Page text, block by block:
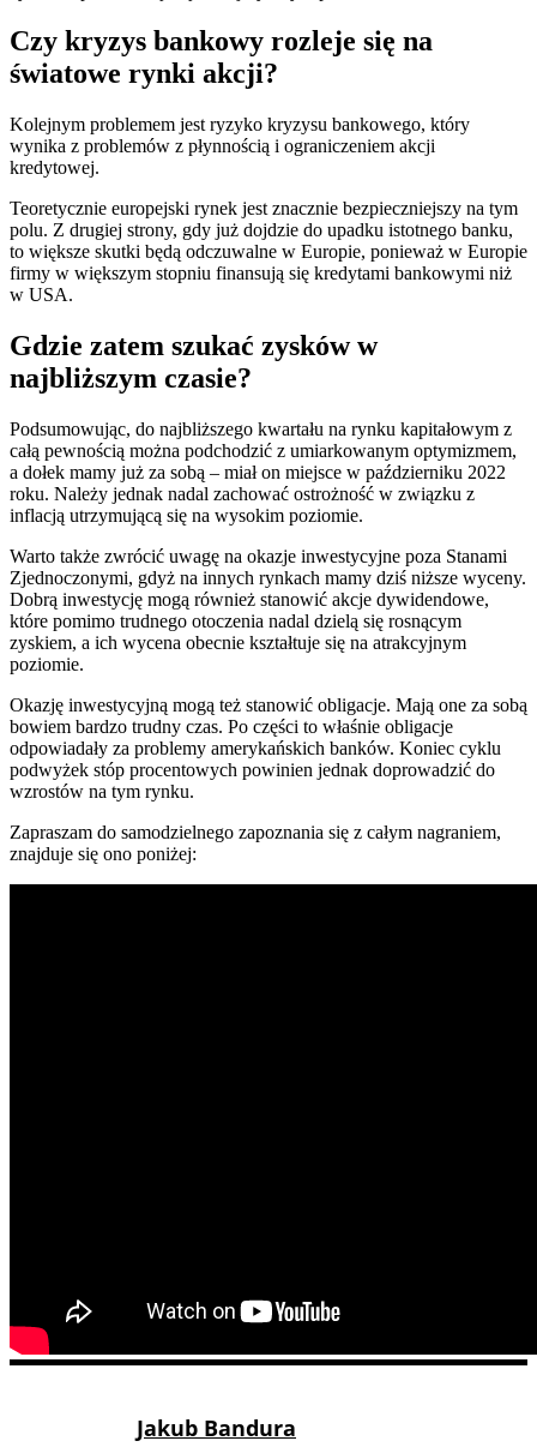
Czy kryzys bankowy rozleje się na
światowe rynki akcji?
Kolejnym problemem jest ryzyko kryzysu bankowego, który
wynika z problemów z płynnością i ograniczeniem akcji
kredytowej.
Teoretycznie europejski rynek jest znacznie bezpieczniejszy na tym
polu. Z drugiej strony, gdy już dojdzie do upadku istotnego banku,
to większe skutki będą odczuwalne w Europie, ponieważ w Europie
firmy w większym stopniu finansują się kredytami bankowymi niż
w USA.
Gdzie zatem szukać zysków w
najbliższym czasie?
Podsumowując, do najbliższego kwartału na rynku kapitałowym z
całą pewnością można podchodzić z umiarkowanym optymizmem,
a dołek mamy już za sobą – miał on miejsce w październiku 2022
roku. Należy jednak nadal zachować ostrożność w związku z
inflacją utrzymującą się na wysokim poziomie.
Warto także zwrócić uwagę na okazje inwestycyjne poza Stanami
Zjednoczonymi, gdyż na innych rynkach mamy dziś niższe wyceny.
Dobrą inwestycję mogą również stanowić akcje dywidendowe,
które pomimo trudnego otoczenia nadal dzielą się rosnącym
zyskiem, a ich wycena obecnie kształtuje się na atrakcyjnym
poziomie.
Okazję inwestycyjną mogą też stanowić obligacje. Mają one za sobą
bowiem bardzo trudny czas. Po części to właśnie obligacje
odpowiadały za problemy amerykańskich banków. Koniec cyklu
podwyżek stóp procentowych powinien jednak doprowadzić do
wzrostów na tym rynku.
Zapraszam do samodzielnego zapoznania się z całym nagraniem,
znajduje się ono poniżej:
Jakub Bandura